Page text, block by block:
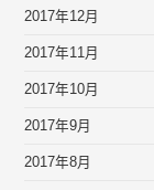
2017年12月
2017年11月
2017年10月
2017年9月
2017年8月